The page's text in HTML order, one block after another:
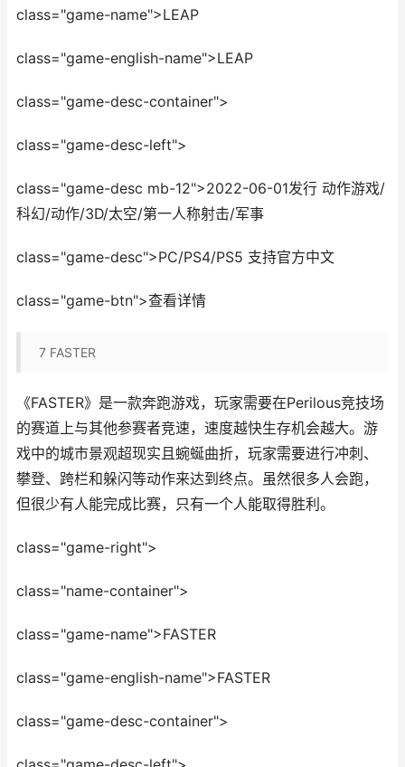
class="game-name">LEAP
class="game-english-name">LEAP
class="game-desc-container">
class="game-desc-left">
class="game-desc mb-12">2022-06-01发行 动作游戏/
科幻/动作/3D/太空/第一人称射击/军事
class="game-desc">PC/PS4/PS5 支持官方中文
class="game-btn">查看详情
7 FASTER
《FASTER》是一款奔跑游戏，玩家需要在Perilous竞技场
的赛道上与其他参赛者竞速，速度越快生存机会越大。游
戏中的城市景观超现实且蜿蜒曲折，玩家需要进行冲刺、
攀登、跨栏和躲闪等动作来达到终点。虽然很多人会跑，
但很少有人能完成比赛，只有一个人能取得胜利。
class="game-right">
class="name-container">
class="game-name">FASTER
class="game-english-name">FASTER
class="game-desc-container">